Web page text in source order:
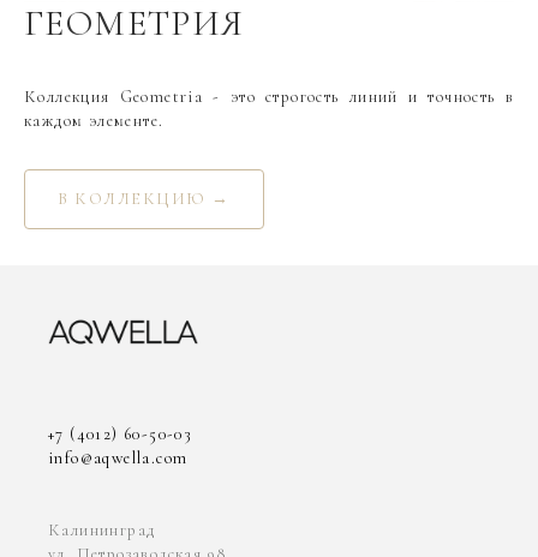
ГЕОМЕТРИЯ
Коллекция Geometria - это строгость линий и точность в
каждом элементе.
В КОЛЛЕКЦИЮ →
+7 (4012) 60-50-03
info@aqwella.com
Калининград